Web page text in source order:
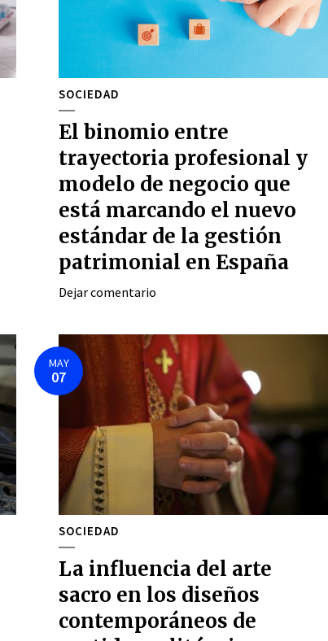
SOCIEDAD
El binomio entre
trayectoria profesional y
modelo de negocio que
está marcando el nuevo
estándar de la gestión
patrimonial en España
Dejar comentario
MAY
07
SOCIEDAD
La influencia del arte
sacro en los diseños
contemporáneos de